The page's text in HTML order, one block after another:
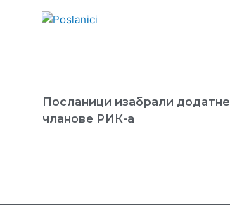
Посланици изабрали додатне
чланове РИК-а